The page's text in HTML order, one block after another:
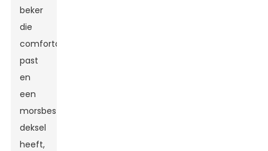
beker
die
comfortabel
past
en
een
morsbestendige
deksel
heeft,